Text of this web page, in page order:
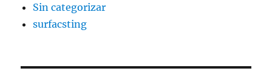
Sin categorizar
surfacsting